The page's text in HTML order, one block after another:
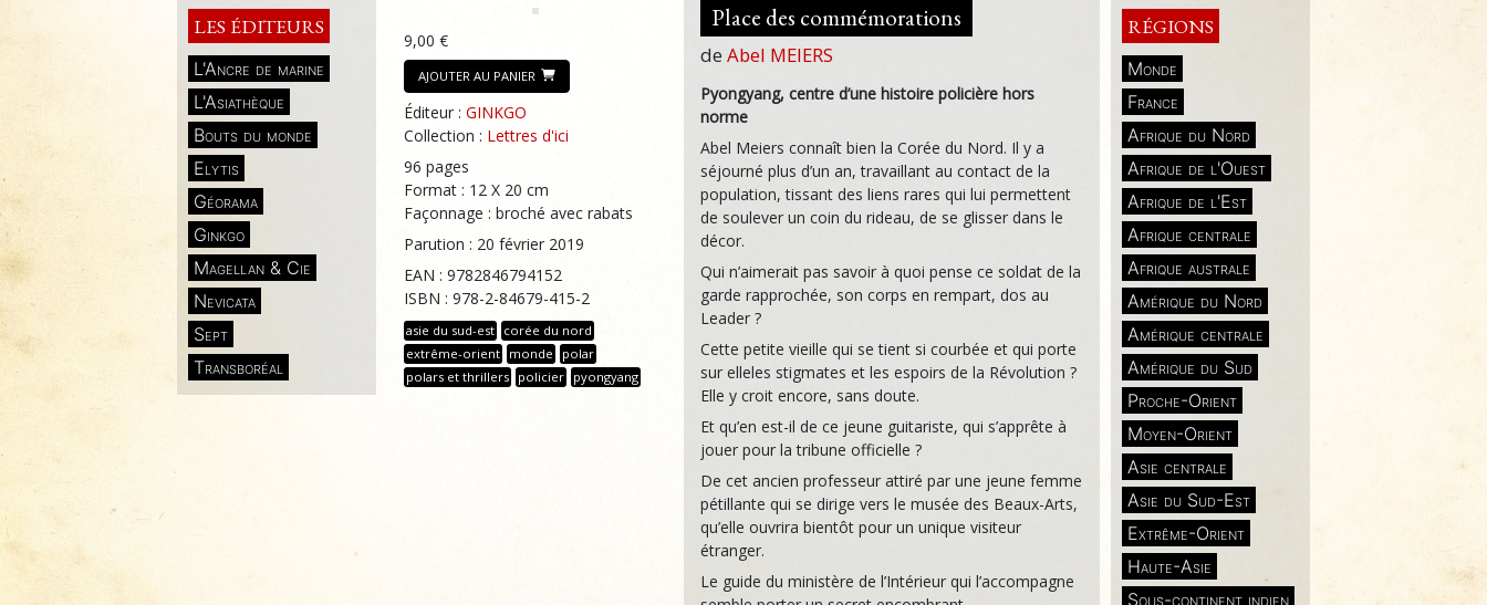
LES ÉDITEURS
L'Ancre de marine
L'Asiathèque
Bouts du monde
Elytis
Géorama
Ginkgo
Magellan & Cie
Nevicata
Sept
Transboréal
RÉGIONS
Monde
France
Afrique du Nord
Afrique de l'Ouest
Afrique de l'Est
Afrique centrale
Afrique australe
Amérique du Nord
Amérique centrale
Amérique du Sud
Proche-Orient
Moyen-Orient
Asie centrale
Asie du Sud-Est
Extrême-Orient
Haute-Asie
Sous-continent indien
9,00 €
AJOUTER AU PANIER
Éditeur : GINKGO
Collection : Lettres d'ici
96 pages
Format : 12 X 20 cm
Façonnage : broché avec rabats
Parution : 20 février 2019
EAN : 9782846794152
ISBN : 978-2-84679-415-2
asie du sud-est corée du nord
extrême-orient monde
polar
polars et thrillers policier pyongyang
Place des commémorations
deAbel MEIERS
Pyongyang, centre d’une histoire policière hors
norme
Abel Meiers connaît bien la Corée du Nord. Il y a
séjourné plus d’un an, travaillant au contact de la
population, tissant des liens rares qui lui permettent
de soulever un coin du rideau, de se glisser dans le
décor.
Qui n’aimerait pas savoir à quoi pense ce soldat de la
garde rapprochée, son corps en rempart, dos au
Leader ?
Cette petite vieille qui se tient si courbée et qui porte
sur elleles stigmates et les espoirs de la Révolution ?
Elle y croit encore, sans doute.
Et qu’en est-il de ce jeune guitariste, qui s’apprête à
jouer pour la tribune officielle ?
De cet ancien professeur attiré par une jeune femme
pétillante qui se dirige vers le musée des Beaux-Arts,
qu’elle ouvrira bientôt pour un unique visiteur
étranger.
Le guide du ministère de l’Intérieur qui l’accompagne